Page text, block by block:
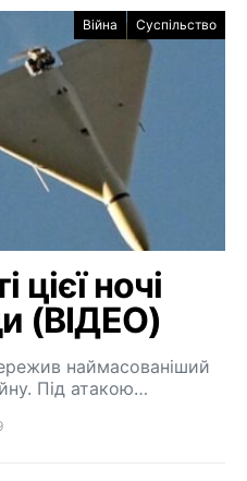
Війна Суспільство
цієї ночі
(ВІДЕО)
наймасованіший
Під атакою…